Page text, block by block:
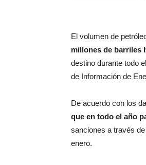
El volumen de
millones de barriles
destino durante todo
de Información de
De acuerdo con los
que en todo el año
sanciones a través
enero.